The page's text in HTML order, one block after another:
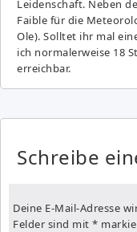
Leidenschaft. Neben
Fai­ble für die
Ole). Solltet ihr mal
ich normalerweise 18
erreichbar.
Schreibe
Deine E-Mail-Adresse
Felder sind mit *